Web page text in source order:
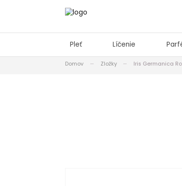
Pleť Líčenie
Domov Zložky Iris Germanica